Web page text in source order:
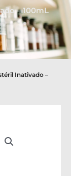
– 100mL
Inativado –